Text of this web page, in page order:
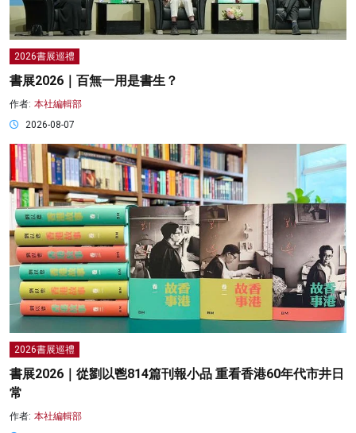
2026書展巡禮
書展2026｜百無一用是書生？
作者: 本社編輯部
2026-08-07
2026書展巡禮
書展2026｜從劉以鬯814篇刊報小品 重看香港60年代市井日
常
作者: 本社編輯部